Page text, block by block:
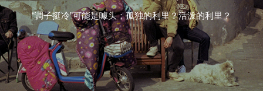
“调子挺冷”可能是噱头；孤独的利里？活泼的利里？